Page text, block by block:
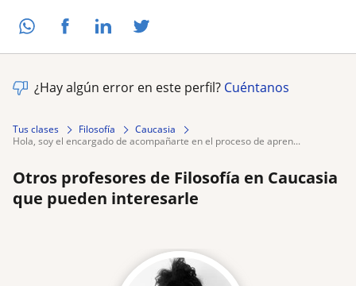
¿Hay algún error en este perfil? Cuéntanos
Tus clases Filosofía
Caucasia
hola, soy el encargado de acompañarte en el proceso de apren...
Otros profesores de Filosofía en Caucasia
que pueden interesarle